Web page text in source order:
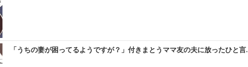
「うちの妻が困ってるようですが？」付きまとうママ友の夫に放ったひと